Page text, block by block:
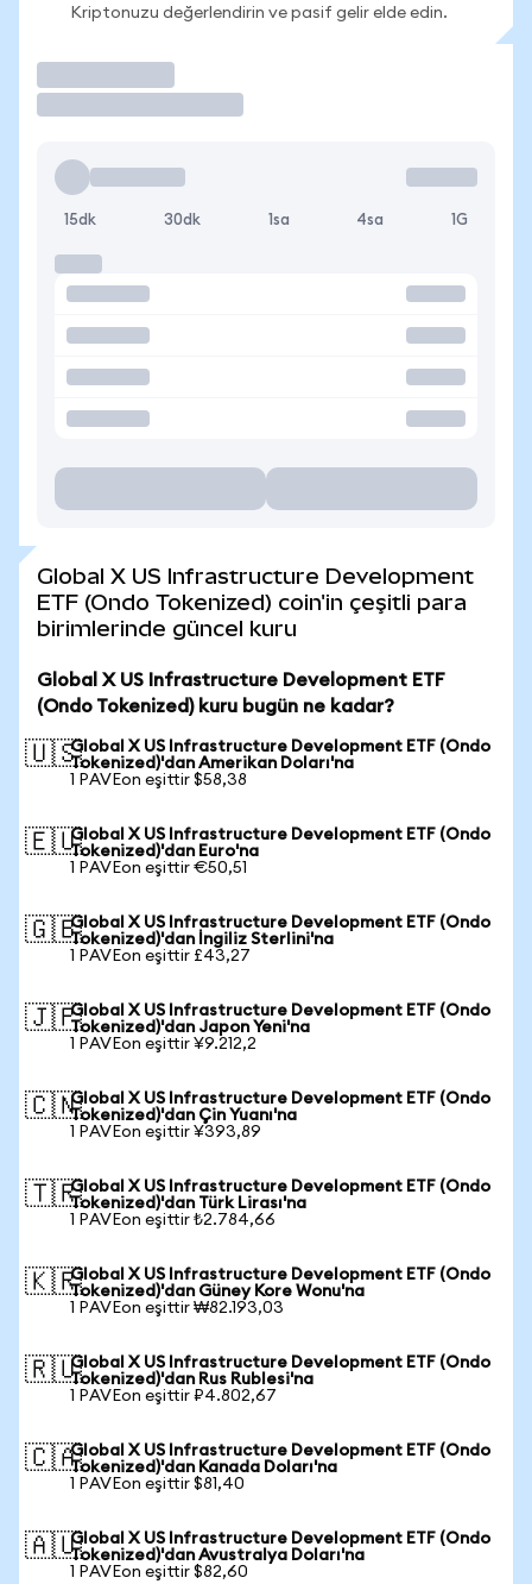
Kriptonuzu değerlendirin ve pasif gelir elde edin.
15dk 30dk 1sa 4sa 1G
Global X US Infrastructure Development
ETF (Ondo Tokenized) coin'in çeşitli para
birimlerinde güncel kuru
Global X US Infrastructure Development ETF
(Ondo Tokenized) kuru bugün ne kadar?
🇺🇸Global X US Infrastructure Development ETF (Ondo
Tokenized)'dan Amerikan Doları'na
1 PAVEon eşittir $58,38
🇪🇺Global X US Infrastructure Development ETF (Ondo
Tokenized)'dan Euro'na
1 PAVEon eşittir €50,51
🇬🇧Global X US Infrastructure Development ETF (Ondo
Tokenized)'dan İngiliz Sterlini'na
1 PAVEon eşittir £43,27
🇯🇵Global X US Infrastructure Development ETF (Ondo
Tokenized)'dan Japon Yeni'na
1 PAVEon eşittir ¥9.212,2
🇨🇳Global X US Infrastructure Development ETF (Ondo
Tokenized)'dan Çin Yuanı'na
1 PAVEon eşittir ¥393,89
🇹🇷Global X US Infrastructure Development ETF (Ondo
Tokenized)'dan Türk Lirası'na
1 PAVEon eşittir ₺2.784,66
🇰🇷Global X US Infrastructure Development ETF (Ondo
Tokenized)'dan Güney Kore Wonu'na
1 PAVEon eşittir ₩82.193,03
🇷🇺Global X US Infrastructure Development ETF (Ondo
Tokenized)'dan Rus Rublesi'na
1 PAVEon eşittir ₽4.802,67
🇨🇦Global X US Infrastructure Development ETF (Ondo
Tokenized)'dan Kanada Doları'na
1 PAVEon eşittir $81,40
🇦🇺Global X US Infrastructure Development ETF (Ondo
Tokenized)'dan Avustralya Doları'na
1 PAVEon eşittir $82,60